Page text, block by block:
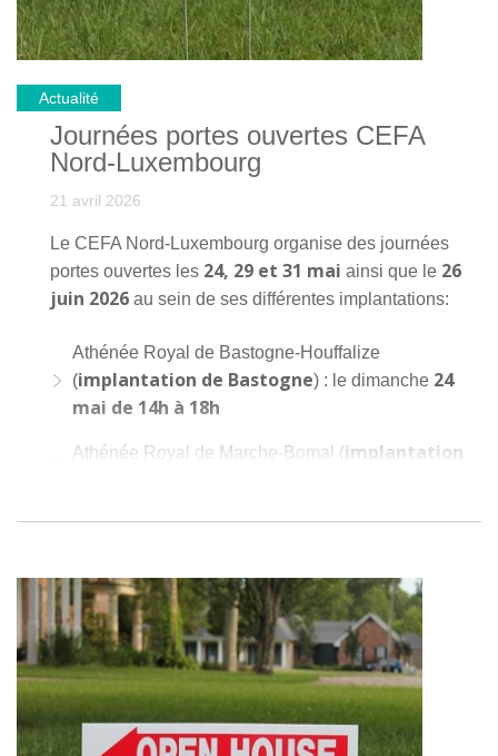
Actualité
Journées portes ouvertes CEFA
Nord-Luxembourg
21 avril 2026
Le CEFA Nord-Luxembourg organise des journées
portes ouvertes les 24, 29 et 31 mai ainsi que le 26
juin 2026 au sein de ses différentes implantations:
Athénée Royal de Bastogne-Houffalize
(implantation de Bastogne) : le dimanche 24
mai de 14h à 18h
Athénée Royal de Marche-Bomal (implantation
Athénée Royal Vielsalm-Rencheux (implantation
Athénée Royal Princesse Elisabeth Aywaille
vendredi26 juin 16h à 20h
Pour plus d'informations sur les options proposées par
ce CEFA et les coordonnées de ses différentes
implantations, rendez-vous sur leur site!